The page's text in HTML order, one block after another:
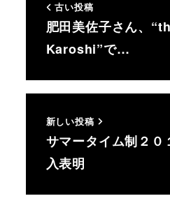
古い投稿
肥田美佐子さん、
Karoshi”で…
新しい投稿
サマータイム制２０
入表明